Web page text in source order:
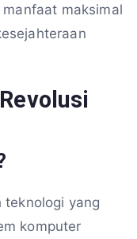
maksimal
yang
komputer